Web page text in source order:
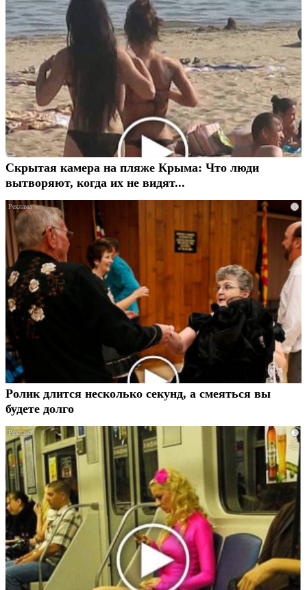
Скрытая камера на пляже Крыма: Что люди
вытворяют, когда их не видят...
i
Ролик длится несколько секунд, а смеяться вы
будете долго
i